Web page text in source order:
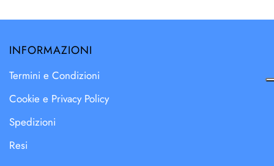
INFORMAZIONI
Termini e Condizioni
Cookie e Privacy Policy
Spedizioni
Resi